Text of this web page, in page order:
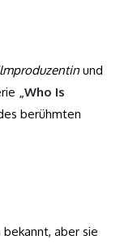
und
„Who Is
berühmten
aber sie